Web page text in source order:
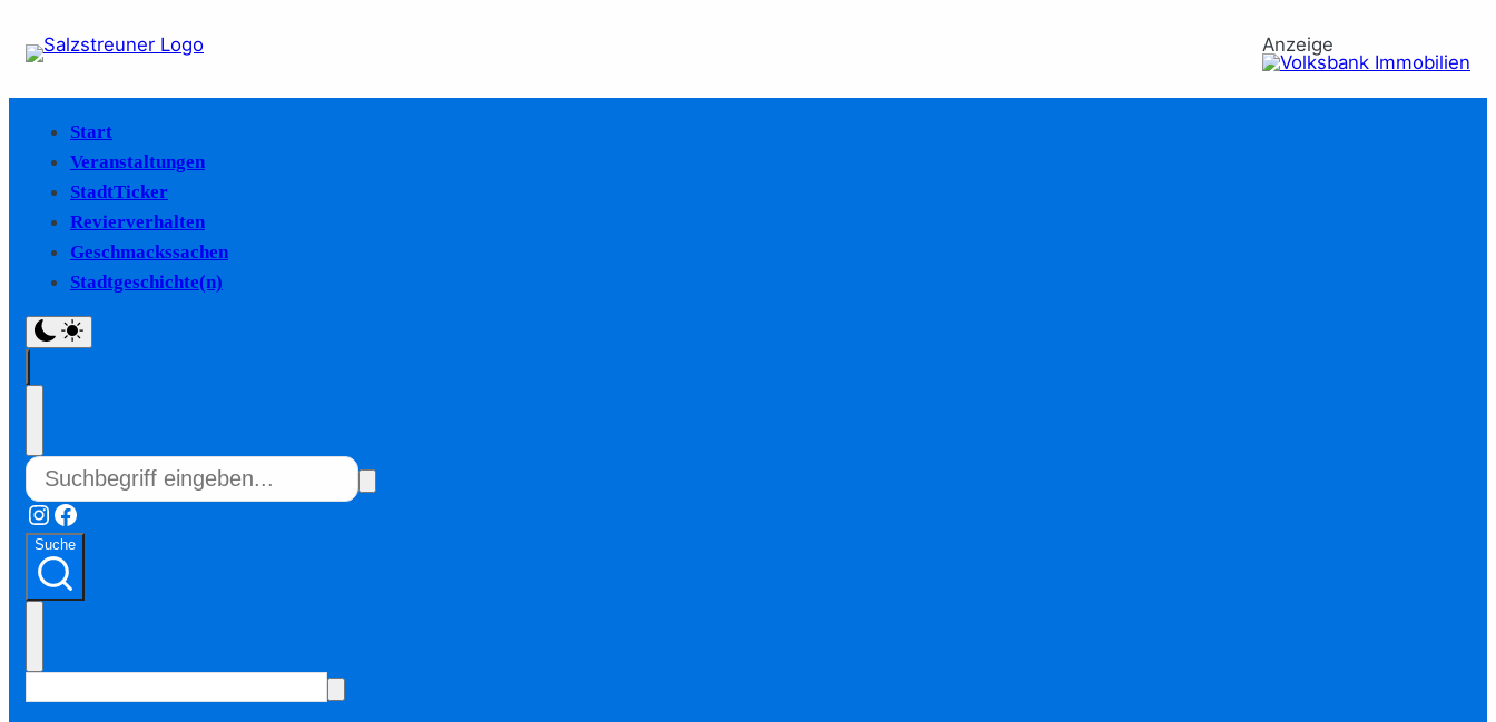
Anzeige
Start
Veranstaltungen
StadtTicker
Revierverhalten
Geschmackssachen
Stadtgeschichte(n)
Instagram
Facebook
Suche